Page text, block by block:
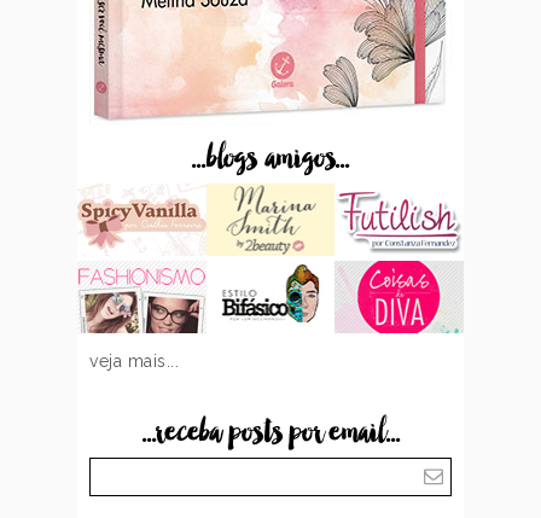
...blogs amigos...
veja mais...
...receba posts por email...